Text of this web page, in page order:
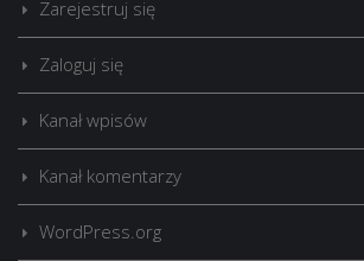
Zarejestruj się
Zaloguj się
Kanał wpisów
Kanał komentarzy
WordPress.org